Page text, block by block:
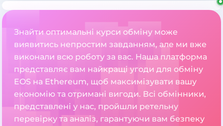
Знайти оптимальні курси обміну може
виявитись непростим завданням, але ми вже
виконали всю роботу за вас. Наша платформа
представляє вам найкращі угоди для обміну
EOS на Ethereum, щоб максимізувати вашу
економію та отримані вигоди. Всі обмінники,
представлені у нас, пройшли ретельну
перевірку та аналіз, гарантуючи вам безпеку